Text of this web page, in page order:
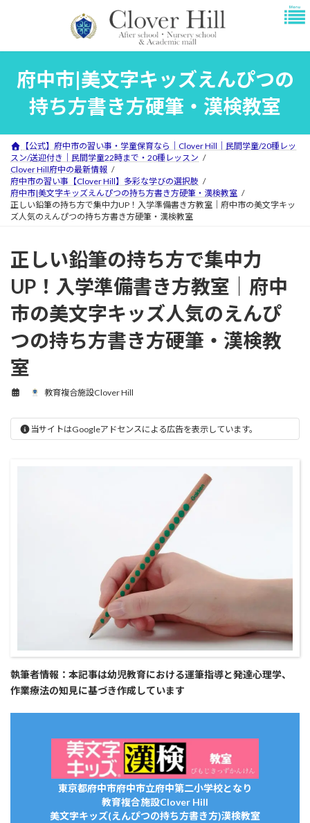
府中市|美文字キッズえんぴつの
持ち方書き方硬筆・漢検教室
【公式】府中市の習い事・学童保育なら｜Clover Hill｜民間学童/20種レッ
スン/送迎付き｜民間学童22時まで・20種レッスン
Clover Hill府中の最新情報
府中市の習い事【Clover Hill】多彩な学びの選択肢
府中市|美文字キッズえんぴつの持ち方書き方硬筆・漢検教室
正しい鉛筆の持ち方で集中力UP！入学準備書き方教室｜府中市の美文字キッ
ズ人気のえんぴつの持ち方書き方硬筆・漢検教室
正しい鉛筆の持ち方で集中力
UP！入学準備書き方教室｜府中
市の美文字キッズ人気のえんぴ
つの持ち方書き方硬筆・漢検教
室
教育複合施設Clover Hill
当サイトはGoogleアドセンスによる広告を表示しています。
執筆者情報：本記事は幼児教育における運筆指導と発達心理学、
作業療法の知見に基づき作成しています
東京都府中市府中市立府中第二小学校となり
教育複合施設Clover Hill
美文字キッズ(えんぴつの持ち方書き方)漢検教室